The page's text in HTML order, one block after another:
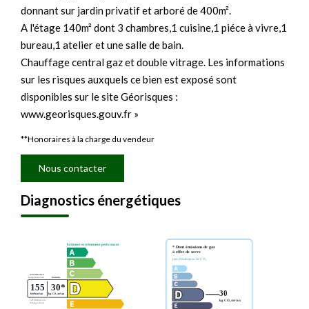
donnant sur jardin privatif et arboré de 400m².
A l'étage 140m² dont 3 chambres,1 cuisine,1 piéce à vivre,1
bureau,1 atelier et une salle de bain.
Chauffage central gaz et double vitrage. Les informations
sur les risques auxquels ce bien est exposé sont
disponibles sur le site Géorisques :
www.georisques.gouv.fr »
**Honoraires à la charge du vendeur
Nous contacter
Diagnostics énergétiques